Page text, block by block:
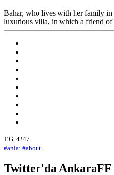
Bahar, who lives with her family in
luxurious villa, in which a friend of
T.G. 4247
#anlat #about
Twitter'da AnkaraFF